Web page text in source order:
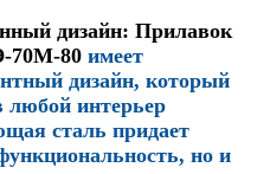
дизайн: Прилавок
80 имеет
дизайн, который
любой интерьер
сталь придает
но и